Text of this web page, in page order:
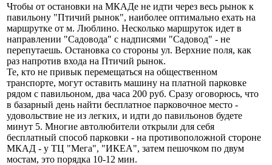
Чтобы от остановки на МКАДе не идти через весь рынок к
павильону "Птичий рынок", наиболее оптимально ехать на
маршрутке от м. Люблино. Несколько маршруток идет в
направлении "Садовода" с надписями "Садовод" - не
перепутаешь. Остановка со стороны ул. Верхние поля, как
раз напротив входа на Птичий рынок.
Те, кто не привык перемещаться на общественном
транспорте, могут оставить машину на платной парковке
рядом с павильоном, два часа 200 руб. Сразу оговорюсь, что
в базарный день найти бесплатное парковочное место -
удовольствие не из легких, и идти до павильонов будете
минут 5. Многие автолюбители открыли для себя
бесплатный способ парковки - на противоположной стороне
МКАД - у ТЦ "Мега", "ИКЕА", затем пешочком по двум
мостам, это порядка 10-12 мин.